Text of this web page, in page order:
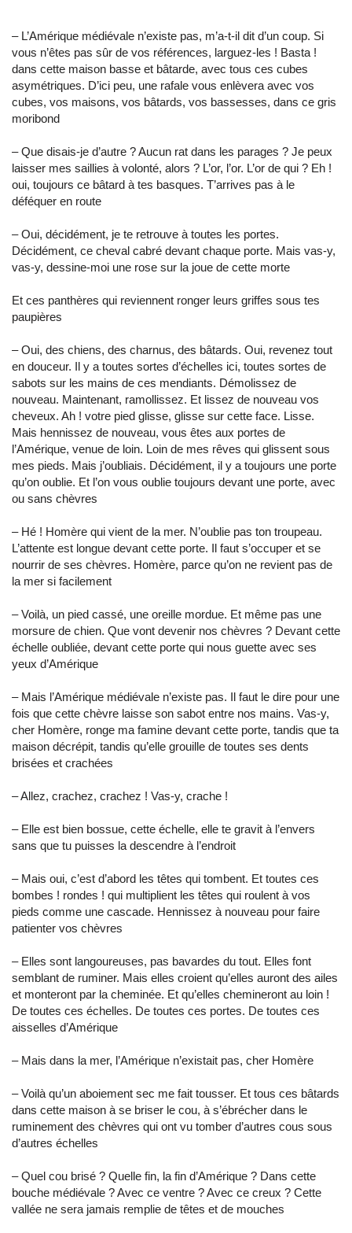
– L’Amérique médiévale n’existe pas, m’a-t-il dit d’un coup. Si
vous n’êtes pas sûr de vos références, larguez-les ! Basta !
dans cette maison basse et bâtarde, avec tous ces cubes
asymétriques. D’ici peu, une rafale vous enlèvera avec vos
cubes, vos maisons, vos bâtards, vos bassesses, dans ce gris
moribond
– Que disais-je d’autre ? Aucun rat dans les parages ? Je peux
laisser mes saillies à volonté, alors ? L’or, l’or. L’or de qui ? Eh !
oui, toujours ce bâtard à tes basques. T’arrives pas à le
déféquer en route
– Oui, décidément, je te retrouve à toutes les portes.
Décidément, ce cheval cabré devant chaque porte. Mais vas-y,
vas-y, dessine-moi une rose sur la joue de cette morte
Et ces panthères qui reviennent ronger leurs griffes sous tes
paupières
– Oui, des chiens, des charnus, des bâtards. Oui, revenez tout
en douceur. Il y a toutes sortes d’échelles ici, toutes sortes de
sabots sur les mains de ces mendiants. Démolissez de
nouveau. Maintenant, ramollissez. Et lissez de nouveau vos
cheveux. Ah ! votre pied glisse, glisse sur cette face. Lisse.
Mais hennissez de nouveau, vous êtes aux portes de
l’Amérique, venue de loin. Loin de mes rêves qui glissent sous
mes pieds. Mais j’oubliais. Décidément, il y a toujours une porte
qu’on oublie. Et l’on vous oublie toujours devant une porte, avec
ou sans chèvres
– Hé ! Homère qui vient de la mer. N’oublie pas ton troupeau.
L’attente est longue devant cette porte. Il faut s’occuper et se
nourrir de ses chèvres. Homère, parce qu’on ne revient pas de
la mer si facilement
– Voilà, un pied cassé, une oreille mordue. Et même pas une
morsure de chien. Que vont devenir nos chèvres ? Devant cette
échelle oubliée, devant cette porte qui nous guette avec ses
yeux d’Amérique
– Mais l’Amérique médiévale n’existe pas. Il faut le dire pour une
fois que cette chèvre laisse son sabot entre nos mains. Vas-y,
cher Homère, ronge ma famine devant cette porte, tandis que ta
maison décrépit, tandis qu’elle grouille de toutes ses dents
brisées et crachées
– Allez, crachez, crachez ! Vas-y, crache !
– Elle est bien bossue, cette échelle, elle te gravit à l’envers
sans que tu puisses la descendre à l’endroit
– Mais oui, c’est d’abord les têtes qui tombent. Et toutes ces
bombes ! rondes ! qui multiplient les têtes qui roulent à vos
pieds comme une cascade. Hennissez à nouveau pour faire
patienter vos chèvres
– Elles sont langoureuses, pas bavardes du tout. Elles font
semblant de ruminer. Mais elles croient qu’elles auront des ailes
et monteront par la cheminée. Et qu’elles chemineront au loin !
De toutes ces échelles. De toutes ces portes. De toutes ces
aisselles d’Amérique
– Mais dans la mer, l’Amérique n’existait pas, cher Homère
– Voilà qu’un aboiement sec me fait tousser. Et tous ces bâtards
dans cette maison à se briser le cou, à s’ébrécher dans le
ruminement des chèvres qui ont vu tomber d’autres cous sous
d’autres échelles
– Quel cou brisé ? Quelle fin, la fin d’Amérique ? Dans cette
bouche médiévale ? Avec ce ventre ? Avec ce creux ? Cette
vallée ne sera jamais remplie de têtes et de mouches